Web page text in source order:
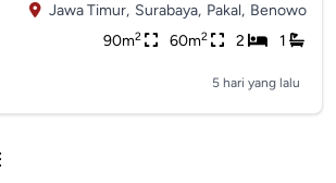
Jawa Timur, Surabaya, Pakal, Benowo
90m2 60m2 2 1
5 hari yang lalu